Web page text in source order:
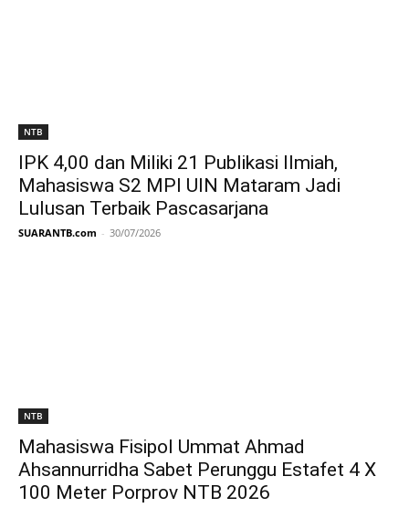
NTB
IPK 4,00 dan Miliki 21 Publikasi Ilmiah,
Mahasiswa S2 MPI UIN Mataram Jadi
Lulusan Terbaik Pascasarjana
SUARANTB.com - 30/07/2026
NTB
Mahasiswa Fisipol Ummat Ahmad
Ahsannurridha Sabet Perunggu Estafet 4 X
100 Meter Porprov NTB 2026